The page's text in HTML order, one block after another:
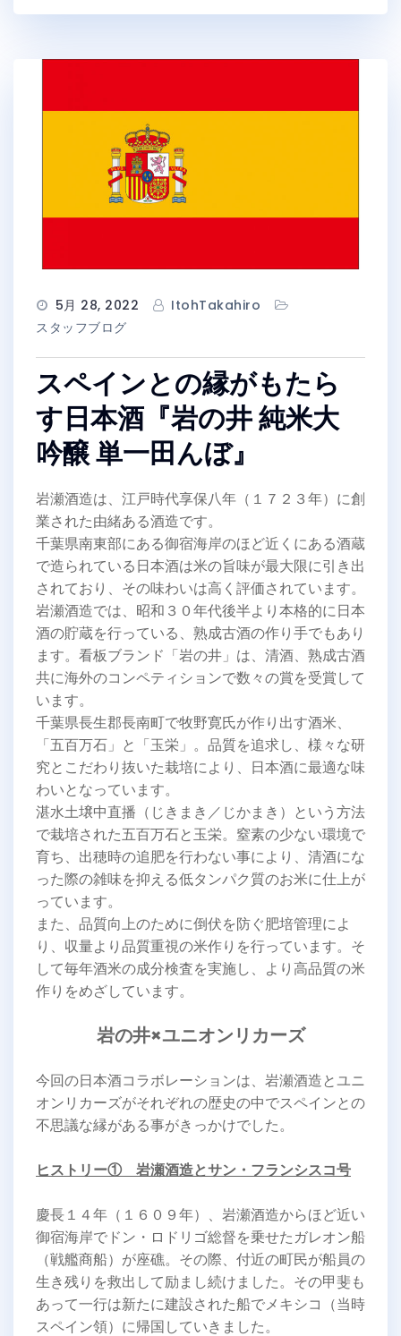
5月 28, 2022
ItohTakahiro
スタッフブログ
スペインとの縁がもたら
す日本酒『岩の井 純米大
吟醸 単一田んぼ』
岩瀬酒造は、江戸時代享保八年（１７２３年）に創
業された由緒ある酒造です。
千葉県南東部にある御宿海岸のほど近くにある酒蔵
で造られている日本酒は米の旨味が最大限に引き出
されており、その味わいは高く評価されています。
岩瀬酒造では、昭和３０年代後半より本格的に日本
酒の貯蔵を行っている、熟成古酒の作り手でもあり
ます。看板ブランド「岩の井」は、清酒、熟成古酒
共に海外のコンペティションで数々の賞を受賞して
います。
千葉県長生郡長南町で牧野寛氏が作り出す酒米、
「五百万石」と「玉栄」。品質を追求し、様々な研
究とこだわり抜いた栽培により、日本酒に最適な味
わいとなっています。
湛水土壌中直播（じきまき／じかまき）という方法
で栽培された五百万石と玉栄。窒素の少ない環境で
育ち、出穂時の追肥を行わない事により、清酒にな
った際の雑味を抑える低タンパク質のお米に仕上が
っています。
また、品質向上のために倒伏を防ぐ肥培管理によ
り、収量より品質重視の米作りを行っています。そ
して毎年酒米の成分検査を実施し、より高品質の米
作りをめざしています。
岩の井×ユニオンリカーズ
今回の日本酒コラボレーションは、岩瀬酒造とユニ
オンリカーズがそれぞれの歴史の中でスペインとの
不思議な縁がある事がきっかけでした。
ヒストリー① 岩瀬酒造とサン・フランシスコ号
慶長１４年（１６０９年）、岩瀬酒造からほど近い
御宿海岸でドン・ロドリゴ総督を乗せたガレオン船
（戦艦商船）が座礁。その際、付近の町民が船員の
生き残りを救出して励まし続けました。その甲斐も
あって一行は新たに建設された船でメキシコ（当時
スペイン領）に帰国していきました。